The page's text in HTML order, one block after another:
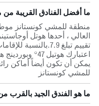
ما أفضل الفنادق القريبة
منطقة للمشي كونستانز
العالي ، أحدها هوتل
تقييم تبلغ
اعتبارك هوتيل
يمكن أن تكون أيضاً أماكن
للمشي كونستانز
ما هو الفندق الجيد بالقرب